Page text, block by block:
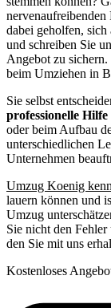
nervenaufreibenden
dabei geholfen,
und schreiben Sie
Angebot zu
beim Umziehen in
Sie selbst
professionelle Hilfe
oder beim Aufbau
unterschiedlichen
Unternehmen
Umzug Koenig
lauern können und
Umzug
Sie nicht den
den Sie mit uns
Kostenloses